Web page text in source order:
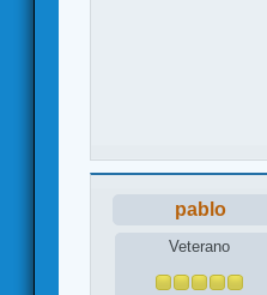
pablo
Veterano